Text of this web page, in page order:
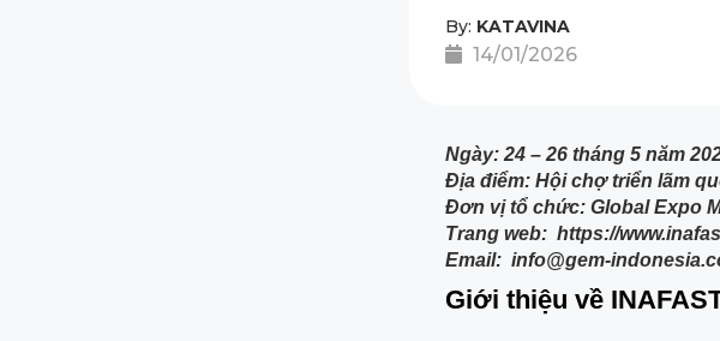
By: KATAVINA
14/01/2026
Ngày: 24 – 26 tháng 5 năm
Địa điểm: Hội chợ triển lãm
Đơn vị tổ chức: Global Expo
Trang web: https://
Email: info@gem-
Giới thiệu về